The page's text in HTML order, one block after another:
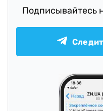
Подписывайтесь